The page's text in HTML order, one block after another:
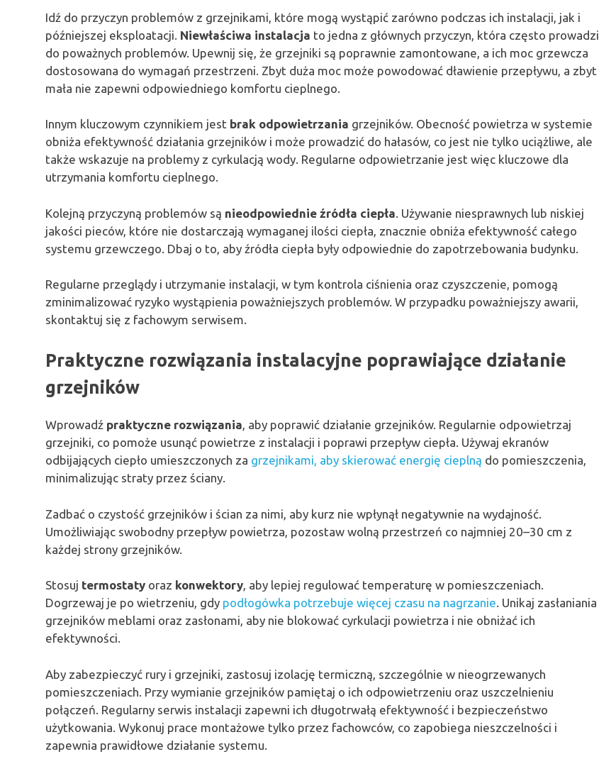
Idź do przyczyn problemów z grzejnikami, które mogą wystąpić zarówno podczas ich instalacji, jak i
późniejszej eksploatacji. Niewłaściwa instalacja to jedna z głównych przyczyn, która często prowadzi
do poważnych problemów. Upewnij się, że grzejniki są poprawnie zamontowane, a ich moc grzewcza
dostosowana do wymagań przestrzeni. Zbyt duża moc może powodować dławienie przepływu, a zbyt
mała nie zapewni odpowiedniego komfortu cieplnego.
Innym kluczowym czynnikiem jest brak odpowietrzania grzejników. Obecność powietrza w systemie
obniża efektywność działania grzejników i może prowadzić do hałasów, co jest nie tylko uciążliwe, ale
także wskazuje na problemy z cyrkulacją wody. Regularne odpowietrzanie jest więc kluczowe dla
utrzymania komfortu cieplnego.
Kolejną przyczyną problemów są nieodpowiednie źródła ciepła. Używanie niesprawnych lub niskiej
jakości pieców, które nie dostarczają wymaganej ilości ciepła, znacznie obniża efektywność całego
systemu grzewczego. Dbaj o to, aby źródła ciepła były odpowiednie do zapotrzebowania budynku.
Regularne przeglądy i utrzymanie instalacji, w tym kontrola ciśnienia oraz czyszczenie, pomogą
zminimalizować ryzyko wystąpienia poważniejszych problemów. W przypadku poważniejszy awarii,
skontaktuj się z fachowym serwisem.
Praktyczne rozwiązania instalacyjne poprawiające działanie
grzejników
Wprowadź praktyczne rozwiązania, aby poprawić działanie grzejników. Regularnie odpowietrzaj
grzejniki, co pomoże usunąć powietrze z instalacji i poprawi przepływ ciepła. Używaj ekranów
odbijających ciepło umieszczonych za grzejnikami, aby skierować energię cieplną do pomieszczenia,
minimalizując straty przez ściany.
Zadbać o czystość grzejników i ścian za nimi, aby kurz nie wpłynął negatywnie na wydajność.
Umożliwiając swobodny przepływ powietrza, pozostaw wolną przestrzeń co najmniej 20–30 cm z
każdej strony grzejników.
Stosuj termostaty oraz konwektory, aby lepiej regulować temperaturę w pomieszczeniach.
Dogrzewaj je po wietrzeniu, gdy podłogówka potrzebuje więcej czasu na nagrzanie. Unikaj zasłaniania
grzejników meblami oraz zasłonami, aby nie blokować cyrkulacji powietrza i nie obniżać ich
efektywności.
Aby zabezpieczyć rury i grzejniki, zastosuj izolację termiczną, szczególnie w nieogrzewanych
pomieszczeniach. Przy wymianie grzejników pamiętaj o ich odpowietrzeniu oraz uszczelnieniu
połączeń. Regularny serwis instalacji zapewni ich długotrwałą efektywność i bezpieczeństwo
użytkowania. Wykonuj prace montażowe tylko przez fachowców, co zapobiega nieszczelności i
zapewnia prawidłowe działanie systemu.